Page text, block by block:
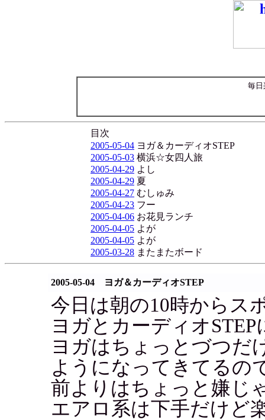
毎日
目次
2005-05-04 ヨガ＆カーディオSTEP
2005-05-03 横浜☆女四人旅
2005-04-29 よし
2005-04-29 夏
2005-04-27 むしゅみ
2005-04-23 フー
2005-04-06 お花見ランチ
2005-04-05 よが
2005-04-05 よが
2005-03-28 またまたボード
2005-05-04 ヨガ＆カーディオSTEP
今日は朝の10時からス
ヨガとカーディオ
ヨガはちょっとづつだ
ようになってきてるの
前よりはちょっと嫌じ
エアロ系は下手だけど